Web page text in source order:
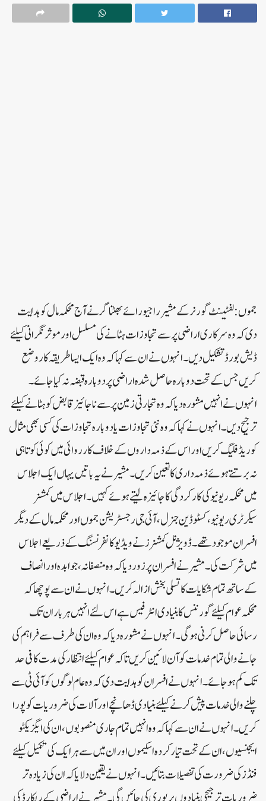
جموں:لفٹینٹ گورنر کے مشیر راجیو رائے بھٹناگر نے آج محکمہ مال کو ہدایت
دی کہ وہ سرکاری اراضی پر سے تجاوزات ہٹانے کی مسلسل اور موثر نگرانی کیلئے
ڈیش بورڈ تشکیل دیں ۔ انہوں نے ان سے کہا کہ وہ ایک ایسا طریقہ کار وضع
کریں جس کے تحت دوبارہ حاصل شدہ اراضی پر دوبارہ قبضہ نہ کیا جائے ۔
انہوں نے انہیں مشورہ دیا کہ وہ تجارتی زمین پر سے ناجائیز قابض کو ہٹانے کیلئے
ترجیح دیں۔ انہوں نے کہا کہ وہ نئی تجاوزات یا دوبارہ تجاوزات کی کسی بھی مثال
کو ریڈ فلیگ کریں اور اس کے ذمہ داروں کے خلاف کارروائی میں کوئی کوتاہی
نہ برتتے ہوئے ذمہ داری کا تعین کریں ۔ مشیر نے یہ باتیں یہاں ایک اجلاس
میں محکمہ ریونیو کی کارکردگی کا جائیزہ لیتے ہوئے کہیں ۔ اجلاس میں کمشنر
سیکرٹری ریونیو ، کسٹوڈین جنرل ، آئی جی رجسٹریشن جموں اور محکمہ مال کے دیگر
افسران موجود تھے ۔ ڈویژنل کمشنرز نے ویڈیو کانفرنسنگ کے ذریعے اجلاس
میں شرکت کی ۔ مشیر نے افسران پر زور دیا کہ وہ منصفانہ ، جوابدہ اور انصاف
کے ساتھ تمام شکایات کا تسلی بخش ازالہ کریں ۔ انہوں نے ان سے پوچھا کہ
محکمہ عوام کیلئے گورننس کا بنیادی انٹر فیس ہے اس لئے انہیں ہر بار ان تک
رسائی حاصل کرنی ہو گی ۔ انہوں نے مشورہ دیا کہ وہ ان کی طرف سے فراہم کی
جانے والی تمام خدمات کو آن لائین کریں تا کہ عوام کیلئے انتظار کی مدت کافی حد
تک کم ہو جائے ۔ انہوں نے افسران کو ہدایت دی کہ وہ عام لوگوں کو آئی ٹی سے
چلنے والی خدمات پیش کرنے کیلئے بنیادی ڈھانچے اور آلات کی ضروریات کو پورا
کریں ۔ انہوں نے ان سے کہا کہ وہ انہیں تمام جاری منصوبوں ، ان کی ایگزیکٹو
ایجنسیوں ، ان کے تحت تیار کردہ اسکیموں اور ان میں سے ہر ایک کی تکمیل کیلئے
فنڈز کی ضرورت کی تفصیلات بتائیں ۔ انہوں نے یقین دلایا کہ ان کی زیادہ تر